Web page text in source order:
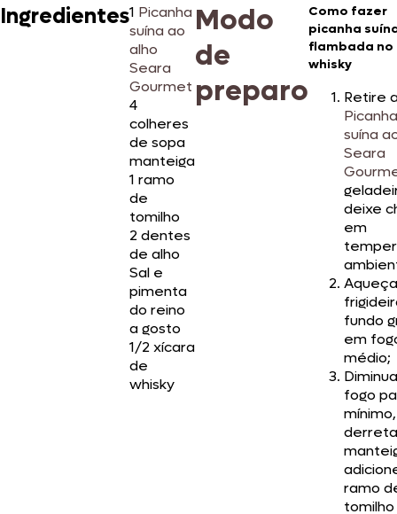
Ingredientes1 Picanha
suína ao
alho
Seara
Gourmet
4
colheres
de sopa
manteiga
1 ramo
de
tomilho
2 dentes
de alho
Sal e
pimenta
do reino
a gosto
1/2 xícara
de
whisky
Modo
de
preparo
Como fazer
picanha
flambada no
whisky
Retire
Picanha
suína
Seara
deixe
em
fundo
em
médio;
fogo
mínimo,
ramo